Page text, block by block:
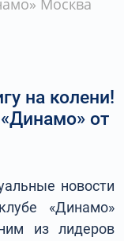
Москва
на колени!
от
новости
«Динамо»
из лидеров